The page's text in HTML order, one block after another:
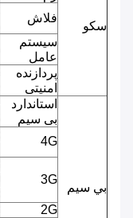
سکو
فلاش
سیستم
عامل
پردازنده
امنیتی
بي سيم
استاندارد
بی سیم
4G
3G
2G